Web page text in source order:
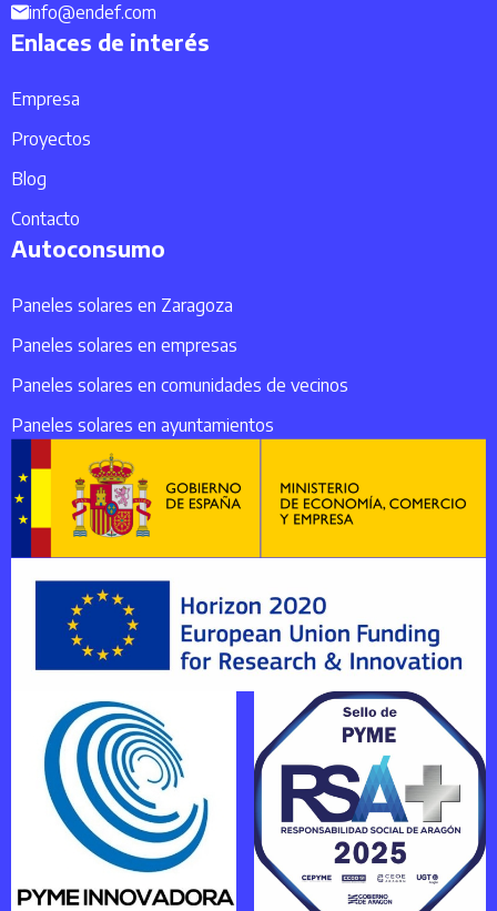
info@endef.com
Enlaces de interés
Empresa
Proyectos
Blog
Contacto
Autoconsumo
Paneles solares en Zaragoza
Paneles solares en empresas
Paneles solares en comunidades de vecinos
Paneles solares en ayuntamientos